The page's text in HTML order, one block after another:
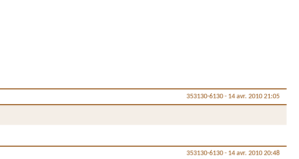
353130-6130 - 14 avr. 2010 21:05
353130-6130 - 14 avr. 2010 20:48